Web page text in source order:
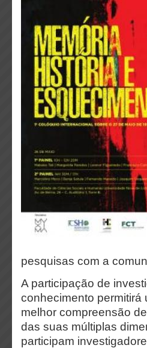
pesquisas com a
A participação de
conhecimento permitirá
melhor compreensão
das suas múltiplas
participam